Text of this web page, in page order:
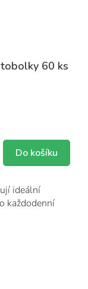
60 ks
Do košíku
ideální
každodenní